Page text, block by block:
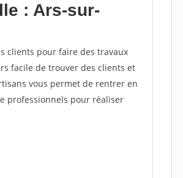
: Ars-sur-
clients pour faire des travaux
facile de trouver des clients et
vous permet de rentrer en
professionnels pour réaliser